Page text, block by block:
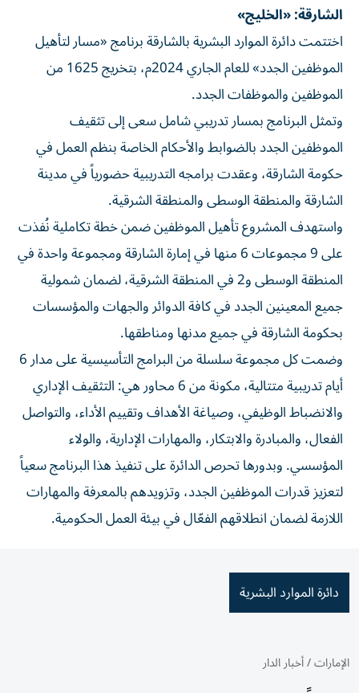
الشارقة: «الخليج»
اختتمت دائرة الموارد البشرية بالشارقة برنامج «مسار لتأهيل
الموظفين الجدد» للعام الجاري 2024م، بتخريج 1625 من
الموظفين والموظفات الجدد.
وتمثل البرنامج بمسار تدريبي شامل سعى إلى تثقيف
الموظفين الجدد بالضوابط والأحكام الخاصة بنظم العمل في
حكومة الشارقة، وعقدت برامجه التدريبية حضورياً في مدينة
الشارقة والمنطقة الوسطى والمنطقة الشرقية.
واستهدف المشروع تأهيل الموظفين ضمن خطة تكاملية نُفذت
على 9 مجموعات 6 منها في إمارة الشارقة ومجموعة واحدة في
المنطقة الوسطى و2 في المنطقة الشرقية، لضمان شمولية
جميع المعينين الجدد في كافة الدوائر والجهات والمؤسسات
بحكومة الشارقة في جميع مدنها ومناطقها.
وضمت كل مجموعة سلسلة من البرامج التأسيسية على مدار 6
أيام تدريبية متتالية، مكونة من 6 محاور هي: التثقيف الإداري
والانضباط الوظيفي، وصياغة الأهداف وتقييم الأداء، والتواصل
الفعال، والمبادرة والابتكار، والمهارات الإدارية، والولاء
المؤسسي. وبدورها تحرص الدائرة على تنفيذ هذا البرنامج سعياً
لتعزيز قدرات الموظفين الجدد، وتزويدهم بالمعرفة والمهارات
اللازمة لضمان انطلاقهم الفعّال في بيئة العمل الحكومية.
دائرة الموارد البشرية
الإمارات/أخبار الدار